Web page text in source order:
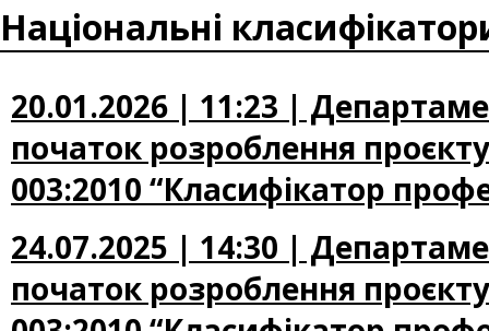
Національні
20.01.2026 | 11:23 |
початок розроблення
003:2010 “Класифікатор
24.07.2025 | 14:30 |
початок розроблення